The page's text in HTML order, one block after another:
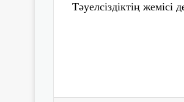
Тәуелсіздіктің жемісі